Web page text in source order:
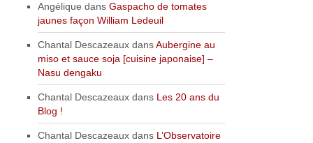
Angélique dansGaspacho de tomates
jaunes façon William Ledeuil
Chantal Descazeaux dansAubergine au
miso et sauce soja [cuisine japonaise] –
Nasu dengaku
Chantal Descazeaux dans Les 20 ans du
Blog !
Chantal Descazeaux dans L’Observatoire